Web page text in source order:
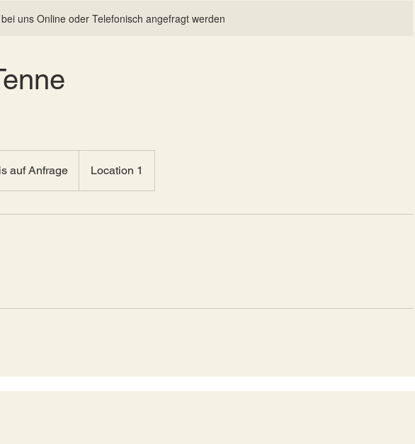
uns Online oder Telefonisch angefragt werden
auf Anfrage Location 1